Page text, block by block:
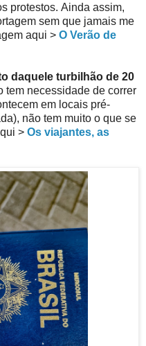
protestos. Ainda assim,
sem que jamais me
aqui > O Verão de
daquele turbilhão de 20
tem necessidade de correr
em locais pré-
não tem muito o que se
> Os viajantes, as